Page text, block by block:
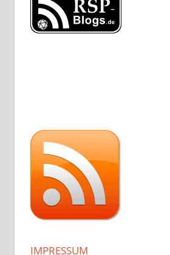
IMPRESSUM